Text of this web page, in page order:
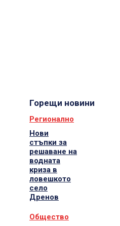
Горещи новини
Регионално
Нови
стъпки за
решаване на
водната
криза в
ловешкото
село
Дренов
Общество